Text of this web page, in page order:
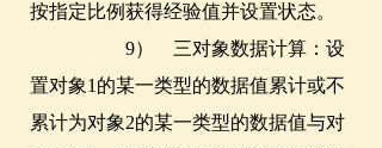
按指定比例获得经验值并设置状态。
9） 三对象数据计算：设
置对象1的某一类型的数据值累计或不
累计为对象2的某一类型的数据值与对